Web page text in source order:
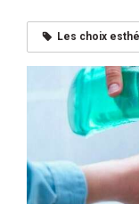
Les choix